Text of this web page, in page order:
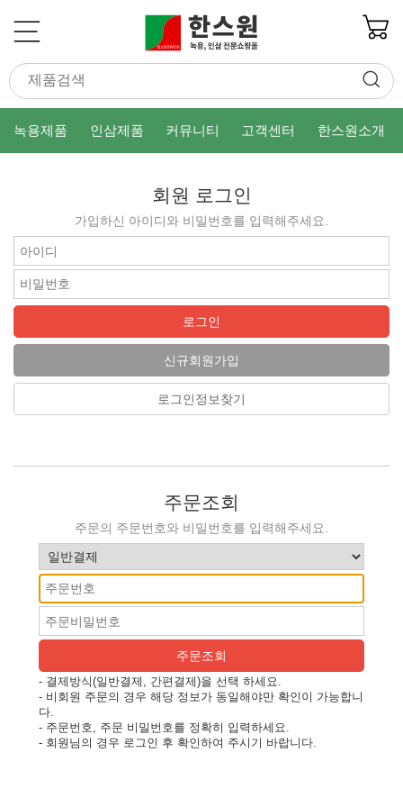
녹용제품 인삼제품 커뮤니티 고객센터 한스원소개
회원 로그인
가입하신 아이디와 비밀번호를 입력해주세요.
로그인
신규회원가입
로그인정보찾기
주문조회
주문의 주문번호와 비밀번호를 입력해주세요.
주문조회
- 결제방식(일반결제, 간편결제)을 선택 하세요.
- 비회원 주문의 경우 해당 정보가 동일해야만 확인이 가능합니
다.
- 주문번호, 주문 비밀번호를 정확히 입력하세요.
- 회원님의 경우 로그인 후 확인하여 주시기 바랍니다.